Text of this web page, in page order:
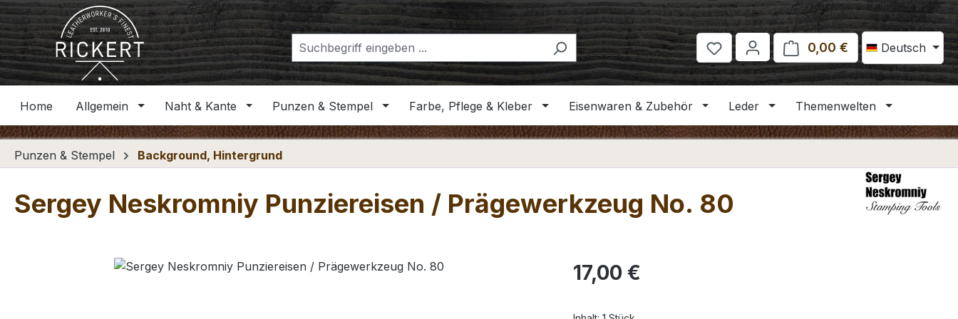
Hauptinhalt springen
Zur Suche springen
Zur Hauptnavigation springen
Deutsch
0,00 € Warenkorb
Home Allgemein Naht & Kante Punzen & Stempel Farbe, Pflege & Kleber Eisenwaren & Zubehör Leder Themenwelten
Punzen & Stempel Background, Hintergrund
Sergey Neskromniy Punziereisen / Prägewerkzeug No. 80
Bildergalerie überspringen Regulärer Preis:
17,00 €